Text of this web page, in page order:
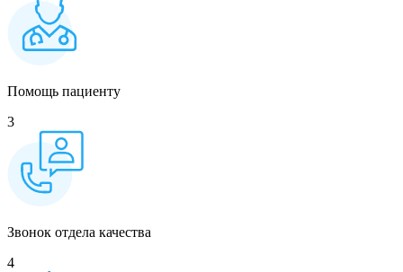
Помощь пациенту
3
Звонок отдела качества
4